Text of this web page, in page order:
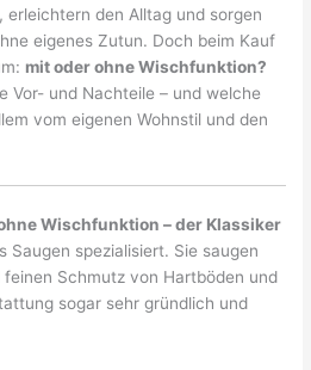
erleichtern den Alltag und sorgen
eigenes Zutun. Doch beim Kauf
mit oder ohne Wischfunktion?
Vor- und Nachteile – und welche
vom eigenen Wohnstil und den
Wischfunktion – der Klassiker
Saugen spezialisiert. Sie saugen
Schmutz von Hartböden und
sogar sehr gründlich und